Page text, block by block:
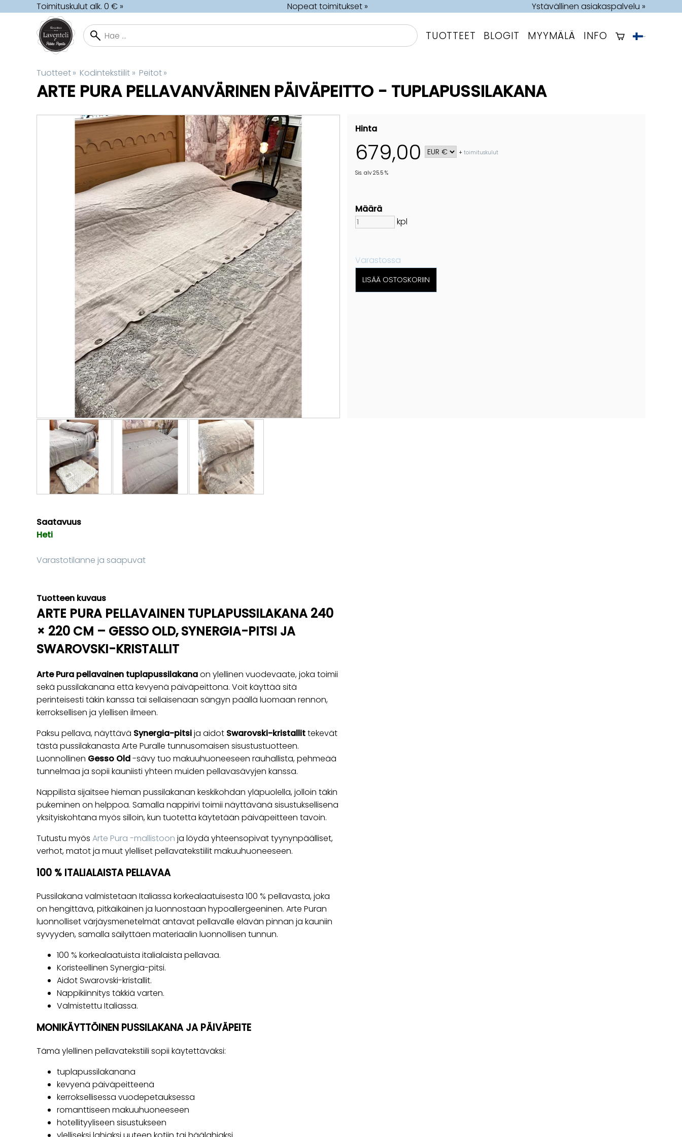
Toimituskulut alk. 0 € » Nopeat toimitukset » Ystävällinen asiakaspalvelu »
TUOTTEET BLOGIT MYYMÄLÄ INFO
Tuotteet‪» Kodintekstiilit ‪» Peitot‪»
ARTE PURA PELLAVANVÄRINEN PÄIVÄPEITTO - TUPLAPUSSILAKANA
Hinta
679,00 +toimituskulut
Sis. alv 25.5 %
Määrä
kpl
Varastossa
Saatavuus
Heti
Varastotilanne ja saapuvat
Tuotteen kuvaus
ARTE PURA PELLAVAINEN TUPLAPUSSILAKANA 240
× 220 CM – GESSO OLD, SYNERGIA-PITSI JA
SWAROVSKI-KRISTALLIT
Arte Pura pellavainen tuplapussilakanaon ylellinen vuodevaate, joka toimii
sekä pussilakanana että kevyenä päiväpeittona. Voit käyttää sitä
perinteisesti täkin kanssa tai sellaisenaan sängyn päällä luomaan rennon,
kerroksellisen ja ylellisen ilmeen.
Paksu pellava, näyttävä Synergia-pitsija aidot Swarovski-kristallittekevät
tästä pussilakanasta Arte Puralle tunnusomaisen sisustustuotteen.
Luonnollinen Gesso Old-sävy tuo makuuhuoneeseen rauhallista, pehmeää
tunnelmaa ja sopii kauniisti yhteen muiden pellavasävyjen kanssa.
Nappilista sijaitsee hieman pussilakanan keskikohdan yläpuolella, jolloin täkin
pukeminen on helppoa. Samalla nappirivi toimii näyttävänä sisustuksellisena
yksityiskohtana myös silloin, kun tuotetta käytetään päiväpeitteen tavoin.
Tutustu myös Arte Pura -mallistoon ja löydä yhteensopivat tyynynpäälliset,
verhot, matot ja muut ylelliset pellavatekstiilit makuuhuoneeseen.
100 % ITALIALAISTA PELLAVAA
Pussilakana valmistetaan Italiassa korkealaatuisesta 100 % pellavasta, joka
on hengittävä, pitkäikäinen ja luonnostaan hypoallergeeninen. Arte Puran
luonnolliset värjäysmenetelmät antavat pellavalle elävän pinnan ja kauniin
syvyyden, samalla säilyttäen materiaalin luonnollisen tunnun.
100 % korkealaatuista italialaista pellavaa.
Koristeellinen Synergia-pitsi.
Aidot Swarovski-kristallit.
Nappikiinnitys täkkiä varten.
Valmistettu Italiassa.
MONIKÄYTTÖINEN PUSSILAKANA JA PÄIVÄPEITE
Tämä ylellinen pellavatekstiili sopii käytettäväksi:
tuplapussilakanana
kevyenä päiväpeitteenä
kerroksellisessa vuodepetauksessa
romanttiseen makuuhuoneeseen
hotellityyliseen sisustukseen